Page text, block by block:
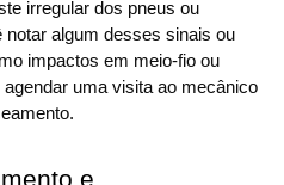
irregular dos pneus ou
algum desses sinais ou
impactos em meio-fio ou
uma visita ao mecânico
e